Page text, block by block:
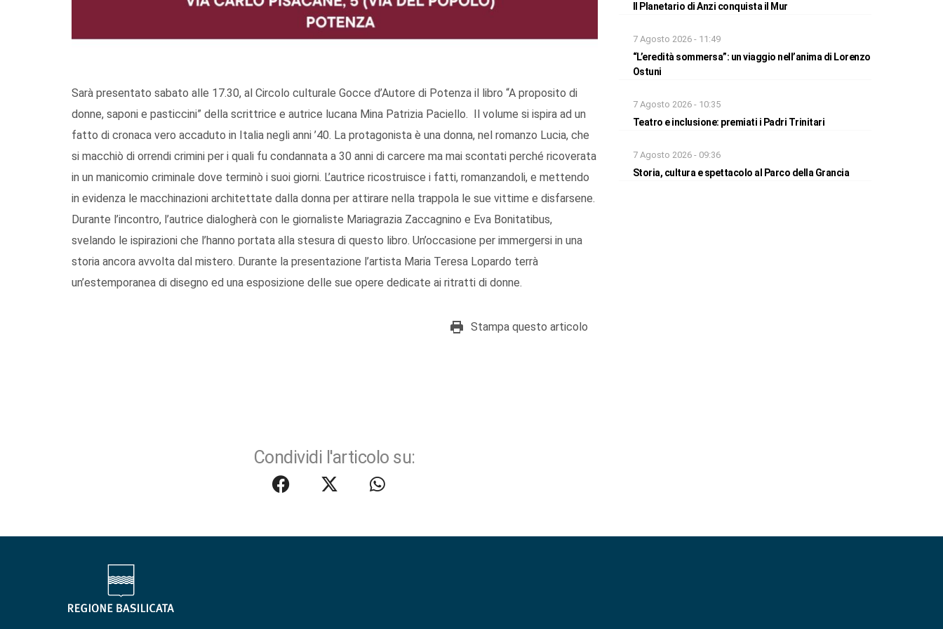
Sarà presentato sabato alle 17.30, al Circolo culturale Gocce d’Autore di Potenza il libro “A proposito di
donne, saponi e pasticcini” della scrittrice e autrice lucana Mina Patrizia Paciello. Il volume si ispira ad un
fatto di cronaca vero accaduto in Italia negli anni ’40. La protagonista è una donna, nel romanzo Lucia, che
si macchiò di orrendi crimini per i quali fu condannata a 30 anni di carcere ma mai scontati perché ricoverata
in un manicomio criminale dove terminò i suoi giorni. L’autrice ricostruisce i fatti, romanzandoli, e mettendo
in evidenza le macchinazioni architettate dalla donna per attirare nella trappola le sue vittime e disfarsene.
Durante l’incontro, l’autrice dialogherà con le giornaliste Mariagrazia Zaccagnino e Eva Bonitatibus,
svelando le ispirazioni che l’hanno portata alla stesura di questo libro. Un’occasione per immergersi in una
storia ancora avvolta dal mistero. Durante la presentazione l’artista Maria Teresa Lopardo terrà
un’estemporanea di disegno ed una esposizione delle sue opere dedicate ai ritratti di donne.
Stampa questo articolo
Condividi l'articolo su:
Il Planetario di Anzi conquista il Mur
7 Agosto 2026 - 11:49
“L’eredità sommersa”: un viaggio nell’anima di Lorenzo
Ostuni
7 Agosto 2026 - 10:35
Teatro e inclusione: premiati i Padri Trinitari
7 Agosto 2026 - 09:36
Storia, cultura e spettacolo al Parco della Grancia